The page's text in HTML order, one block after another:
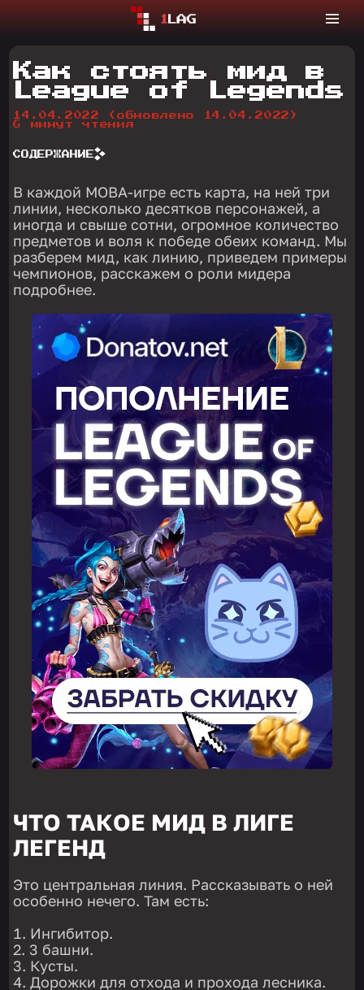
Как стоять мид в
League of Legends
14.04.2022
(обновлено 14.04.2022)
6 минут чтения
СОДЕРЖАНИЕ
В каждой MOBA-игре есть карта, на ней три
линии, несколько десятков персонажей, а
иногда и свыше сотни, огромное количество
предметов и воля к победе обеих команд. Мы
разберем мид, как линию, приведем примеры
чемпионов, расскажем о роли мидера
подробнее.
ЧТО ТАКОЕ МИД В ЛИГЕ
ЛЕГЕНД
Это центральная линия. Рассказывать о ней
особенно нечего. Там есть:
Ингибитор.
3 башни.
Кусты.
Дорожки для отхода и прохода лесника.